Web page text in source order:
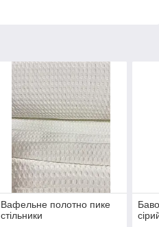
Вафельне полотно пике
стільники